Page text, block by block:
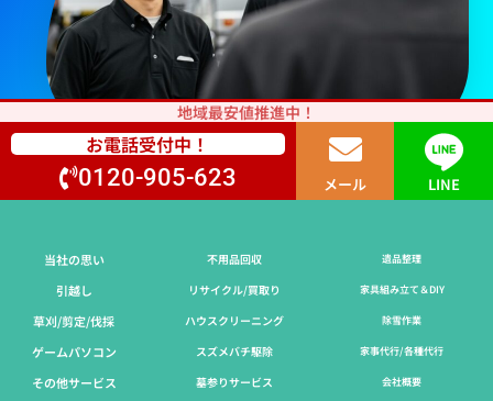
地域最安値推進中！
お電話受付中！
0120-905-623 メール LINE
当社の思い
引越し
草刈/剪定/伐採​
ゲームパソコン
その他サービス
不用品回収
リサイクル/買取り
ハウスクリーニング
スズメバチ駆除
墓参りサービス
遺品整理
家具組み立て＆DIY
除雪作業
家事代行/各種代行
会社概要